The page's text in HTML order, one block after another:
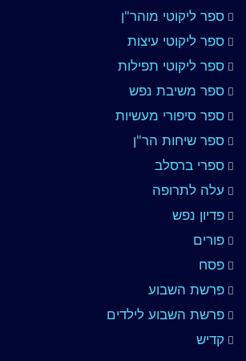
ספר ליקוטי מוהר"ן
ספר ליקוטי עיצות
ספר ליקוטי תפילות
ספר משיבת נפש
ספר סיפורי מעשיות
ספר שיחות הר"ן
ספרי ברסלב
עלה לתרופה
פדיון נפש
פורים
פסח
פרשת השבוע
פרשת השבוע לילדים
קדיש